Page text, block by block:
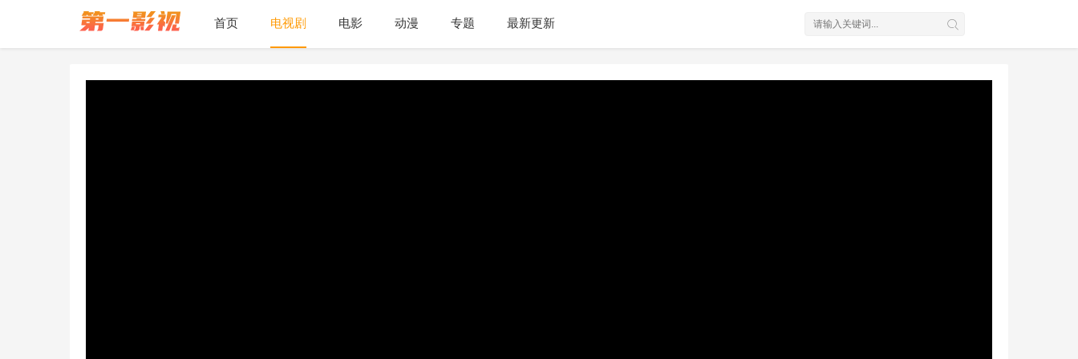
首页 电视剧 电影 动漫 专题 最新更新